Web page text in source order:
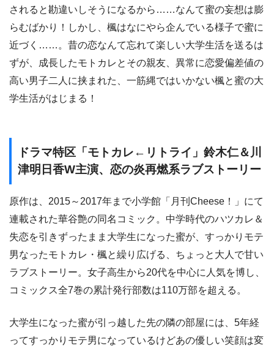
されると勘違いしそうになるから……なんて蜜の妄想は膨
らむばかり！しかし、楓はなにやら企んでいる様子で蜜に
近づく……。昔の恋なんて忘れて楽しい大学生活を送るは
ずが、成長したモトカレとその親友、異常に恋愛偏差値の
高い男子二人に挟まれた、一筋縄ではいかない楓と蜜の大
学生活がはじまる！
ドラマ特区「モトカレ←リトライ」鈴木仁＆川
津明日香W主演、恋の炎再燃系ラブストーリー
原作は、2015～2017年まで小学館「月刊Cheese！」にて
連載された華谷艶の同名コミック。中学時代のハツカレ＆
失恋を引きずったまま大学生になった蜜が、すっかりモテ
男なったモトカレ・楓と繰り広げる、ちょっと大人で甘い
ラブストーリー。女子高生から20代を中心に人気を博し、
コミックス全7巻の累計発行部数は110万部を超える。
大学生になった蜜が引っ越した先の隣の部屋には、5年経
ってすっかりモテ男になっているけどあの優しい笑顔は変